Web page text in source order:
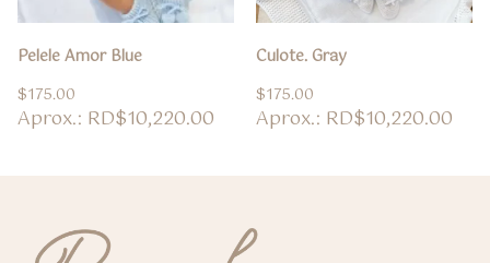
Pelele Amor Blue
$175.00
Aprox.: RD$10,220.00
Culote. Gray
$175.00
Aprox.: RD$10,220.00